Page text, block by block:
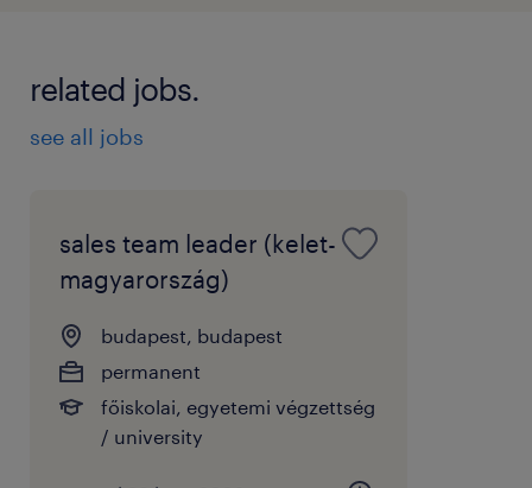
related jobs.
see all jobs
sales team leader (kelet-
magyarország)
budapest, budapest
permanent
főiskolai, egyetemi végzettség
/ university